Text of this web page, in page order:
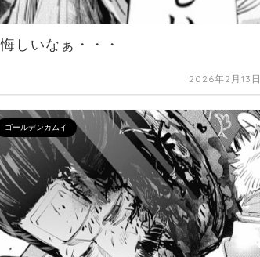
悔しいなぁ・・・
2026年2月13日
ゴールデンカムイ